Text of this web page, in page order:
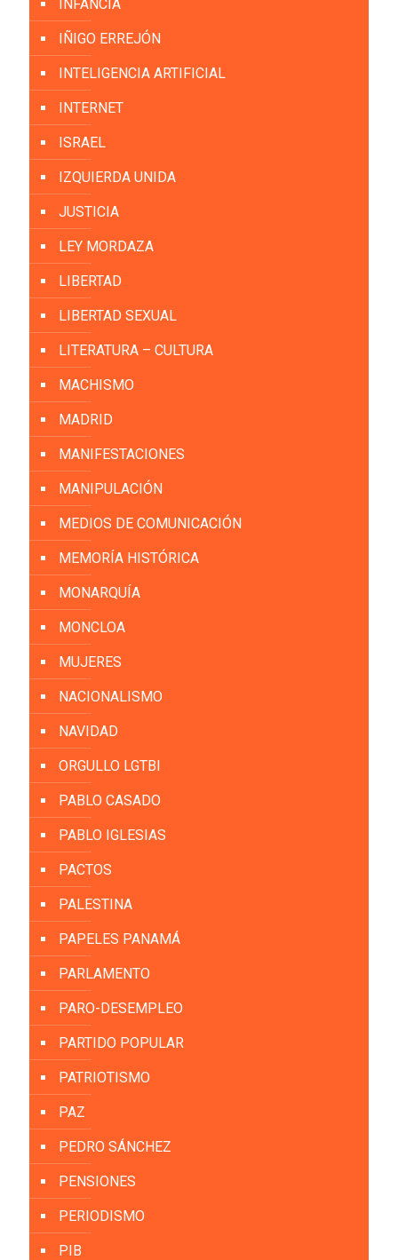
INFANCIA
IÑIGO ERREJÓN
INTELIGENCIA ARTIFICIAL
INTERNET
ISRAEL
IZQUIERDA UNIDA
JUSTICIA
LEY MORDAZA
LIBERTAD
LIBERTAD SEXUAL
LITERATURA – CULTURA
MACHISMO
MADRID
MANIFESTACIONES
MANIPULACIÓN
MEDIOS DE COMUNICACIÓN
MEMORÍA HISTÓRICA
MONARQUÍA
MONCLOA
MUJERES
NACIONALISMO
NAVIDAD
ORGULLO LGTBI
PABLO CASADO
PABLO IGLESIAS
PACTOS
PALESTINA
PAPELES PANAMÁ
PARLAMENTO
PARO-DESEMPLEO
PARTIDO POPULAR
PATRIOTISMO
PAZ
PEDRO SÁNCHEZ
PENSIONES
PERIODISMO
PIB